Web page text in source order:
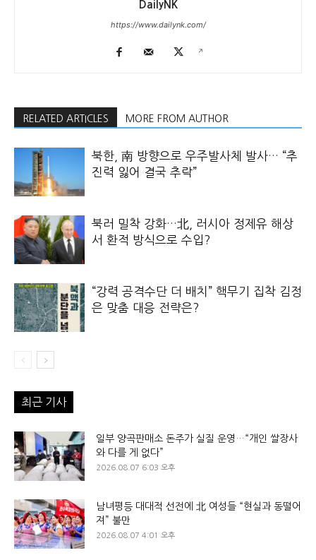
DailyNK
https://www.dailynk.com/
RELATED ARTICLES MORE FROM AUTHOR
북한, 南 방향으로 우주발사체 발사… “추
진력 잃어 결국 추락”
북러 밀착 강화…北, 러시아 정제유 해상
서 환적 방식으로 수입?
“강력 공격수단 더 배치” 핵무기 집착 김정
은 맞춤 대응 전략은?
최근 기사
일부 양곡판매소 돈주가 실질 운영…“개인 쌀장사
와 다를 게 없다”
2026.08.07 6:03 오후
남녀평등 대대적 선전에 北 여성들 “현실과 동떨어
져” 불만
2026.08.07 4:01 오후